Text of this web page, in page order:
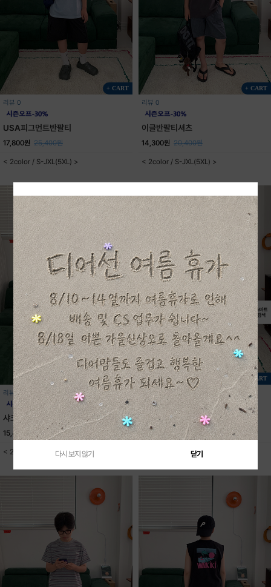
+ CART
리뷰 0
USA피그먼트반팔티
17,800원 25,400원
< 2color / S-JXL(5XL) >
+ CART
리뷰 0
이글반팔티셔츠
14,300원 20,400원
< 2color / S-JXL(5XL) >
+ CART
리뷰 1
샤크반팔티셔츠
15,400원 22,000원
< 2color / S-JXL(5XL) >
+ CART
리뷰 0
USA스타반팔티셔츠
16,700원 23,800원
< 2color / S-JXL(5XL) >
다시 보지 않기 닫기